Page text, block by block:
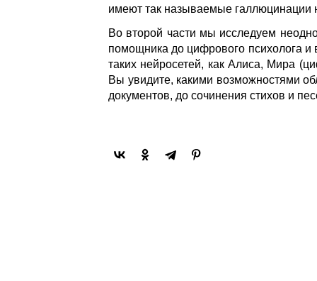
имеют так называемые галлюцинации
Во второй части мы исследуем
помощника до цифрового психолога
таких нейросетей, как Алиса, Мира
Вы увидите, какими возможностями
документов, до сочинения стихов и